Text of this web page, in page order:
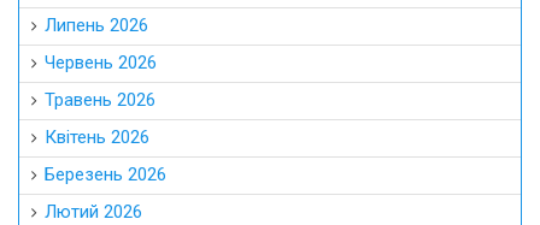
Липень 2026
Червень 2026
Травень 2026
Квітень 2026
Березень 2026
Лютий 2026